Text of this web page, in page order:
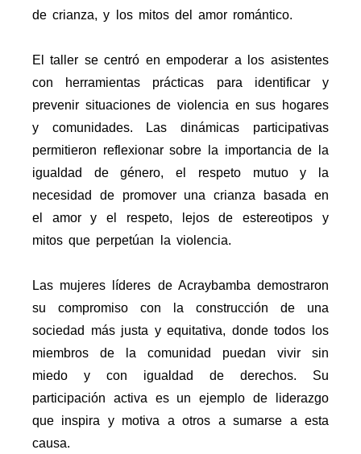
de crianza, y los mitos del amor romántico.
El taller se centró en empoderar a los asistentes
con herramientas prácticas para identificar y
prevenir situaciones de violencia en sus hogares
y comunidades. Las dinámicas participativas
permitieron reflexionar sobre la importancia de la
igualdad de género, el respeto mutuo y la
necesidad de promover una crianza basada en
el amor y el respeto, lejos de estereotipos y
mitos que perpetúan la violencia.
Las mujeres líderes de Acraybamba demostraron
su compromiso con la construcción de una
sociedad más justa y equitativa, donde todos los
miembros de la comunidad puedan vivir sin
miedo y con igualdad de derechos. Su
participación activa es un ejemplo de liderazgo
que inspira y motiva a otros a sumarse a esta
causa.